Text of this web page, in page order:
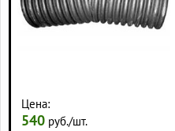
Цена:
540 руб./шт.